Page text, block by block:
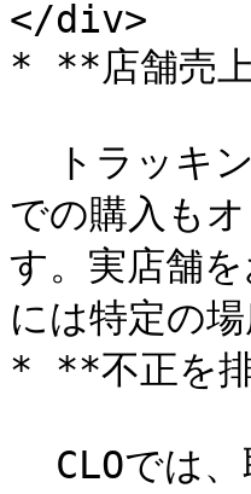
</div>
* **店舗売
での購入も
す。実店舗
には特定の
* **不正を